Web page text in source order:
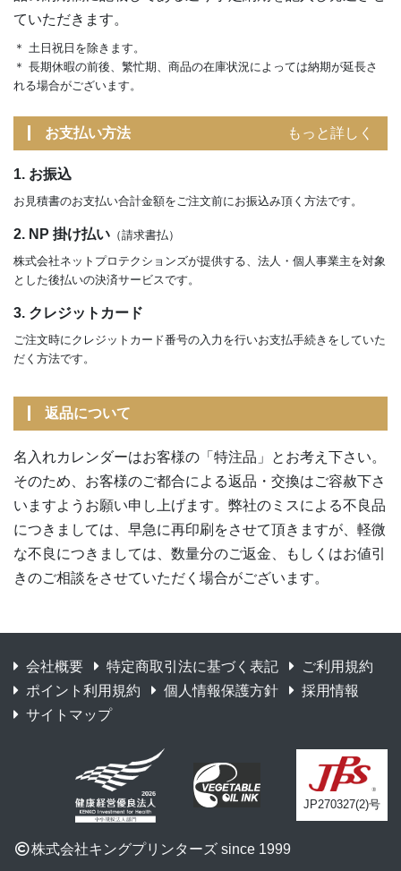
ていただきます。
＊ 土日祝日を除きます。
＊ 長期休暇の前後、繁忙期、商品の在庫状況によっては納期が延長さ
れる場合がございます。
お支払い方法 もっと詳しく
1. お振込
お見積書のお支払い合計金額をご注文前にお振込み頂く方法です。
2. NP 掛け払い （請求書払）
株式会社ネットプロテクションズが提供する、法人・個人事業主を対象
とした後払いの決済サービスです。
3. クレジットカード
ご注文時にクレジットカード番号の入力を行いお支払手続きをしていた
だく方法です。
返品について
名入れカレンダーはお客様の「特注品」とお考え下さい。
そのため、お客様のご都合による返品・交換はご容赦下さ
いますようお願い申し上げます。弊社のミスによる不良品
につきましては、早急に再印刷をさせて頂きますが、軽微
な不良につきましては、数量分のご返金、もしくはお値引
きのご相談をさせていただく場合がございます。
会社概要 特定商取引法に基づく表記
ご利用規約
ポイント利用規約
個人情報保護方針
採用情報
サイトマップ
JP270327(2)号
株式会社キングプリンターズ since 1999